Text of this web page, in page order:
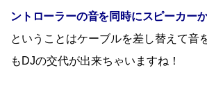
ントローラーの音を同時にスピーカー
ということはケーブルを差し替えて音
もDJの交代が出来ちゃいますね！